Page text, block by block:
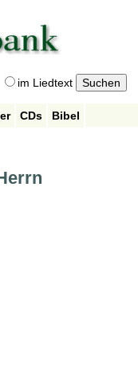
im Liedtext
CDs
Bibel